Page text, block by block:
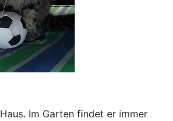
Im Garten findet er immer